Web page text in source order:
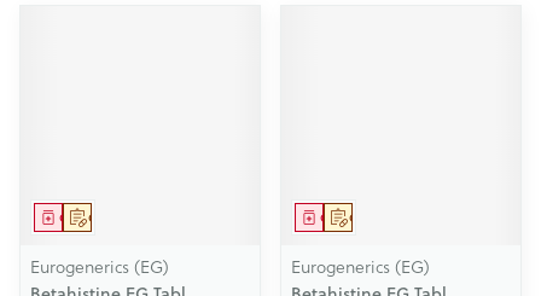
Op voorschrift
Geneesmiddel
Eurogenerics (EG)
Op voorschrift
Geneesmiddel
Eurogenerics (EG)